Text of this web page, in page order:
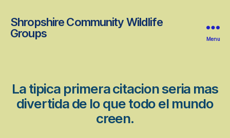
Shropshire Community Wildlife
Groups
Menu
La tipica primera citacion seri­a mas
divertida de lo que todo el mundo
creen.